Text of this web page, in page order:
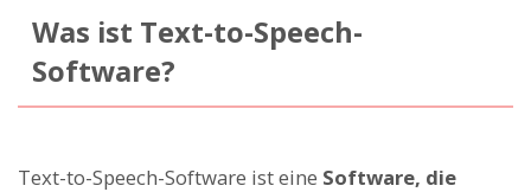
Was ist Text-to-Speech-
Software?
Text-to-Speech-Software ist eine Software, die